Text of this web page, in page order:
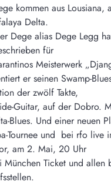
kommen aus Lousiana,
Delta.
Dege alias Dege Legg
für
Meisterwerk
er seinen Swamp-
der zwölf Takte,
Guitar, auf der Dobro.
Blues. Und einer neuen
Tournee und bei rfo live
am 2. Mai, 20 Uhr
München Ticket und allen